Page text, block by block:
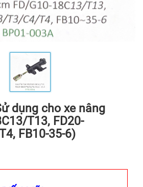
dụng cho xe nâng
T13, FD20-
FB10-35-6)